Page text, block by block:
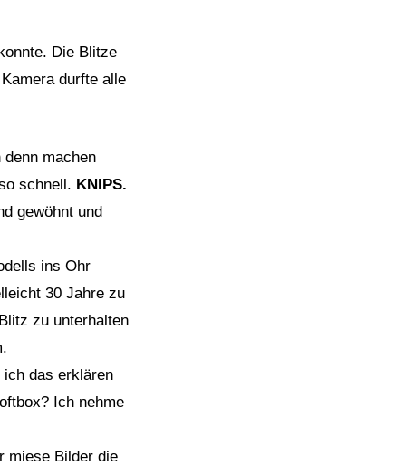
Die Blitze
durfte alle
machen
schnell. KNIPS.
gewöhnt und
ins Ohr
30 Jahre zu
zu unterhalten
das erklären
Ich nehme
miese Bilder die